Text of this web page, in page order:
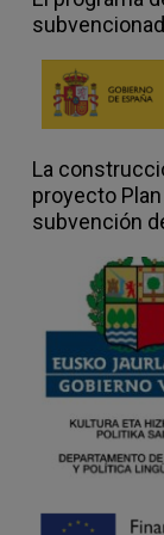
El
para crear
artista/
cómo
práctica
de
en este
El taller
para
práctica
otorgado
La
proyecto
subvención